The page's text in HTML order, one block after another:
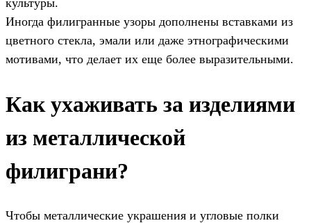
культуры.
Иногда филигранные узоры дополнены вставками из
цветного стекла, эмали или даже этнографическими
мотивами, что делает их еще более выразительными.
Как ухаживать за изделиями
из металлической
филиграни?
Чтобы металлические украшения и угловые полки